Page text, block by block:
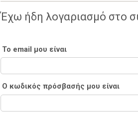
Έχω ήδη λογαριασμό στο
Το email μου είναι
Ο κωδικός πρόσβασής μου είναι